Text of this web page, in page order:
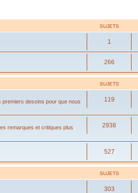
SUJETS
1
266
SUJETS
dessins pour que nous
119
remarques et critiques plus
2938
527
SUJETS
303